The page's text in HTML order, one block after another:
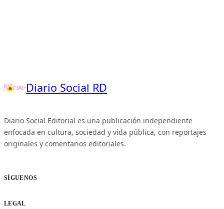
Diario Social RD
Diario Social Editorial es una publicación independiente
enfocada en cultura, sociedad y vida pública, con reportajes
originales y comentarios editoriales.
SÍGUENOS
LEGAL